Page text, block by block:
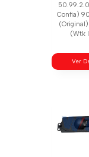
Confia)
(Wtk
Ver